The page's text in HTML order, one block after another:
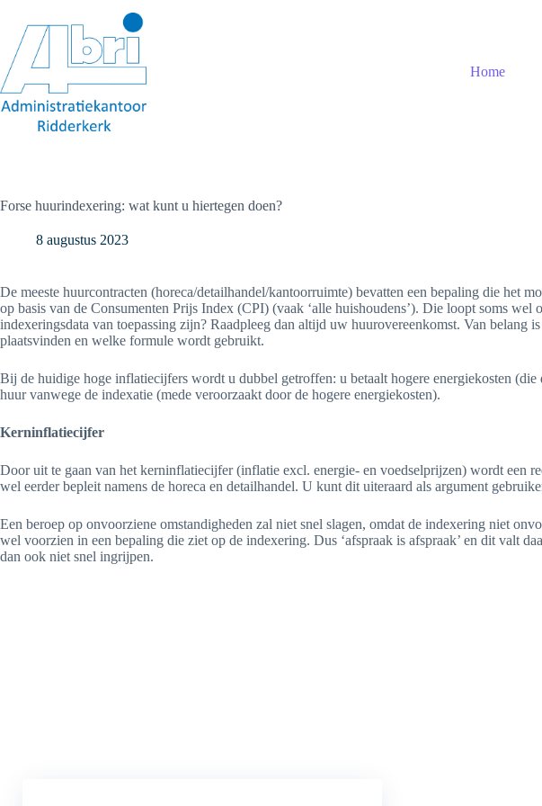
inhoud
Home
Forse huurindexering: wat kunt u hiertegen doen?
8 augustus 2023
De meeste huurcontracten (horeca/detailhandel/kantoorruimte) bevatten een bepaling die het
op basis van de Consumenten Prijs Index (CPI) (vaak ‘alle huishoudens’). Die loopt soms
indexeringsdata van toepassing zijn? Raadpleeg dan altijd uw huurovereenkomst. Van belang
plaatsvinden en welke formule wordt gebruikt.
Bij de huidige hoge inflatiecijfers wordt u dubbel getroffen: u betaalt hogere energiekosten (die
huur vanwege de indexatie (mede veroorzaakt door de hogere energiekosten).
Kerninflatiecijfer
Door uit te gaan van het kerninflatiecijfer (inflatie excl. energie- en voedselprijzen) wordt een
wel eerder bepleit namens de horeca en detailhandel. U kunt dit uiteraard als argument
Een beroep op onvoorziene omstandigheden zal niet snel slagen, omdat de indexering niet
wel voorzien in een bepaling die ziet op de indexering. Dus ‘afspraak is afspraak’ en dit valt
dan ook niet snel ingrijpen.